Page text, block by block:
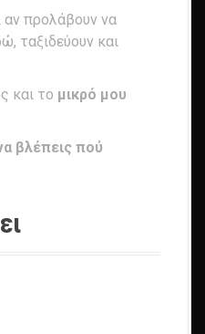
αν προλάβουν να
ταξιδεύουν και
και το μικρό μου
βλέπεις πού